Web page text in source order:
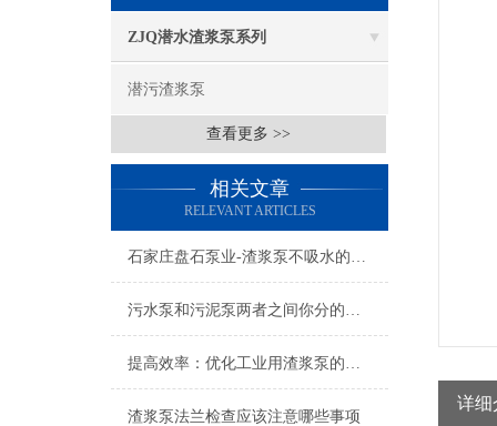
ZJQ潜水渣浆泵系列
潜污渣浆泵
查看更多 >>
相关文章
RELEVANT ARTICLES
石家庄盘石泵业-渣浆泵不吸水的原因及解决方案
污水泵和污泥泵两者之间你分的清么？
提高效率：优化工业用渣浆泵的操作技巧
渣浆泵法兰检查应该注意哪些事项
详细